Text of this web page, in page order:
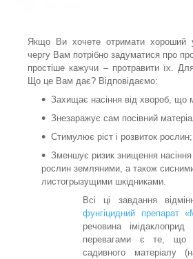
Якщо Ви хочете отримати
чергу Вам потрібно задуматися про
простіше кажучи – протравити їх.
Що це Вам дає? Відповідаємо:
Захищає насіння від хвороб, що
Знезаражує сам посівний
Стимулює ріст і розвиток рослин;
Зменшує ризик знищення
рослин земляними, а також
листогрызущими шкідниками.
Всі ці завдання
фунгіцидний препарат
речовина
перевагами є те, що
садивного матеріалу